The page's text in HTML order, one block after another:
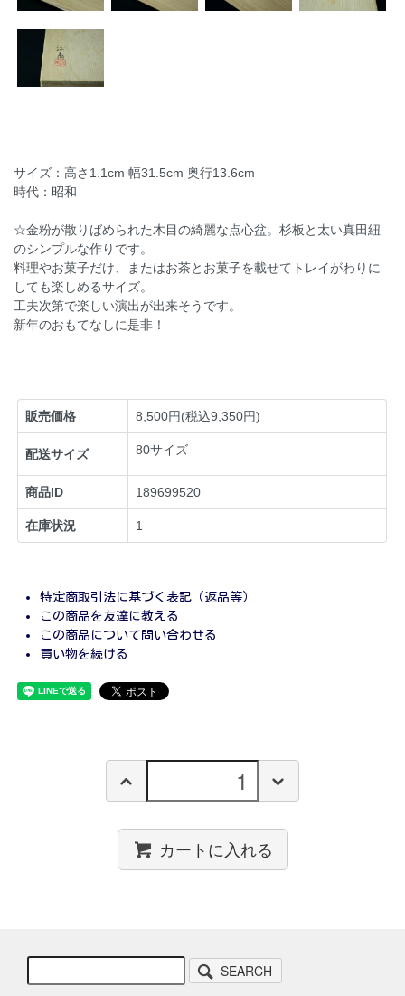
サイズ：高さ1.1cm 幅31.5cm 奥行13.6cm
時代：昭和
☆金粉が散りばめられた木目の綺麗な点心盆。杉板と太い真田紐
のシンプルな作りです。
料理やお菓子だけ、またはお茶とお菓子を載せてトレイがわりに
しても楽しめるサイズ。
工夫次第で楽しい演出が出来そうです。
新年のおもてなしに是非！
販売価格 8,500円(税込9,350円)
配送サイズ 80サイズ
商品ID 189699520
在庫状況 1
特定商取引法に基づく表記（返品等）
この商品を友達に教える
この商品について問い合わせる
買い物を続ける
カートに入れる
SEARCH